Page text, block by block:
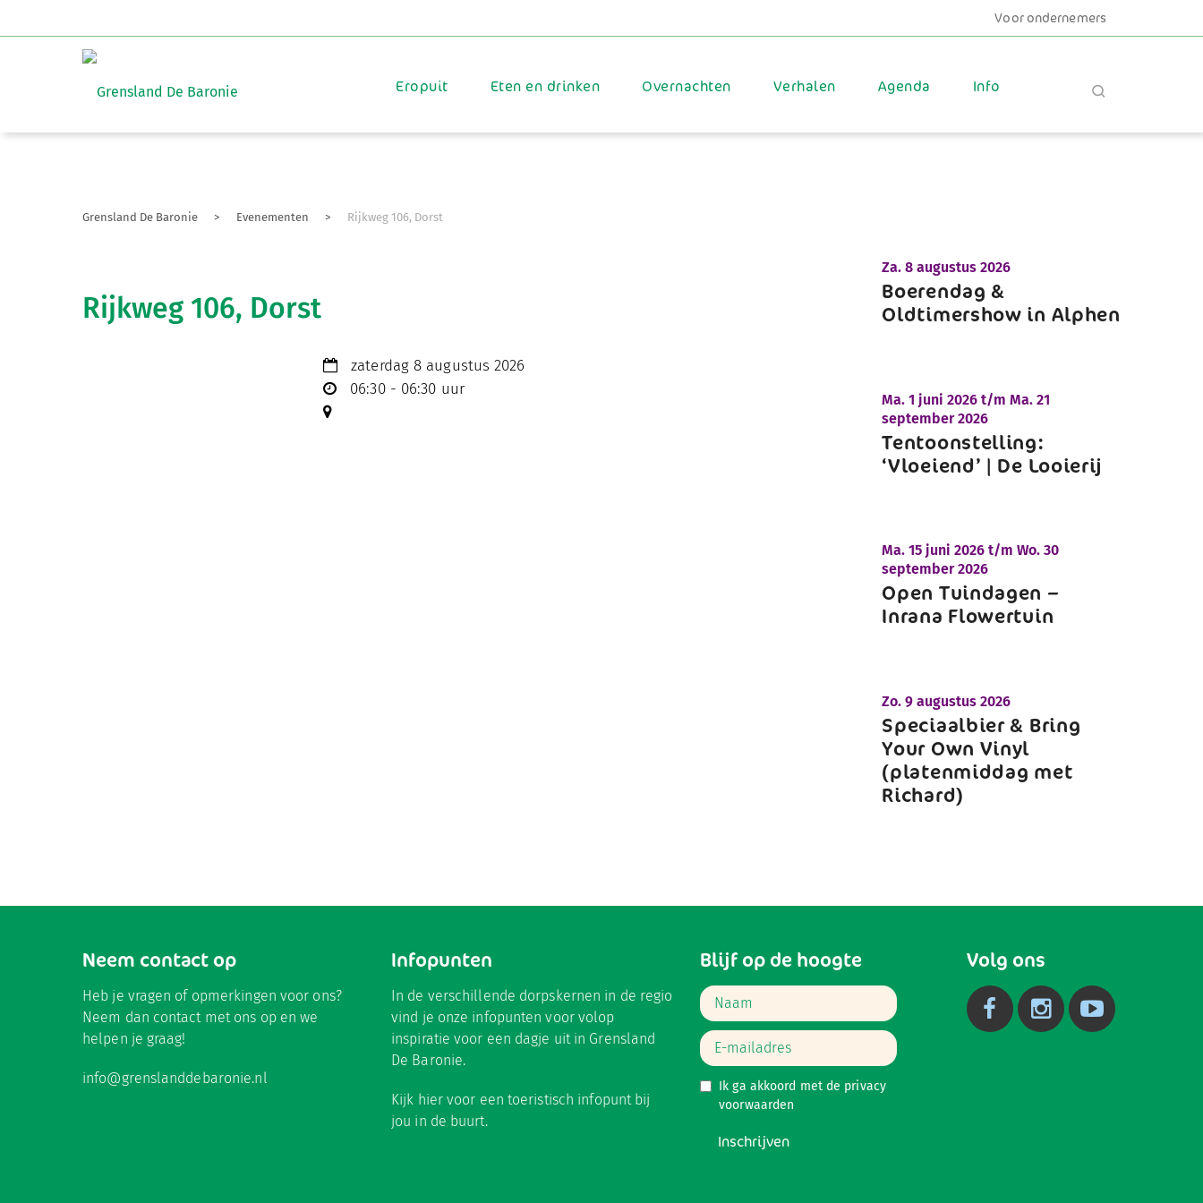
Voor ondernemers
Eropuit Eten en drinken Overnachten Verhalen Agenda Info
Grensland De Baronie > Evenementen > Rijkweg 106, Dorst
Rijkweg 106, Dorst
zaterdag 8 augustus 2026
06:30 - 06:30 uur
Za. 8 augustus 2026
Boerendag &
Oldtimershow in Alphen
Ma. 1 juni 2026 t/mMa. 21
september 2026
Tentoonstelling:
‘Vloeiend’ | De Looierij
Ma. 15 juni 2026 t/mWo. 30
september 2026
Open Tuindagen –
Inrana Flowertuin
Zo. 9 augustus 2026
Speciaalbier & Bring
Your Own Vinyl
(platenmiddag met
Richard)
Neem contact op
Heb je vragen of opmerkingen voor ons?
Neem dan contact met ons op en we
helpen je graag!
info@grenslanddebaronie.nl
Infopunten
In de verschillende dorpskernen in de regio
vind je onze infopunten voor volop
inspiratie voor een dagje uit in Grensland
De Baronie.
Kijk hier voor een toeristisch infopunt bij
jou in de buurt.
Blijf op de hoogte
Ik ga akkoord met de privacy
voorwaarden
Inschrijven
Volg ons